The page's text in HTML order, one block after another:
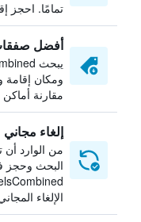
تمامًا. احجز
أفضل
ومكان
مقارنة أماكن
إلغاء مجاني
من الوارد
البحث وحجز
الإلغاء